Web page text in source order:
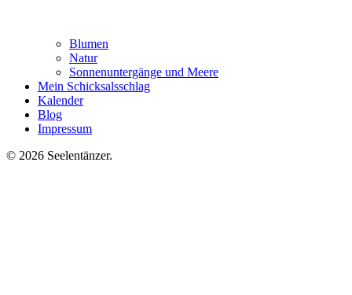
Blumen
Natur
Sonnenuntergänge und Meere
Mein Schicksalsschlag
Kalender
Blog
Impressum
© 2026 Seelentänzer.